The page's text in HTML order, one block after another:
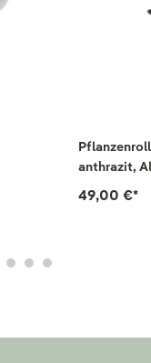
anthrazit,
49,00 €*